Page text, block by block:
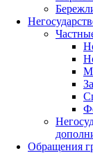
Обращения